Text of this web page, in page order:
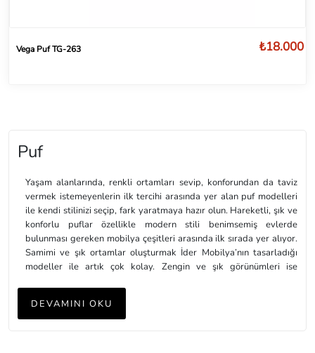
Puf
Yaşam alanlarında, renkli ortamları sevip, konforundan da taviz
vermek istemeyenlerin ilk tercihi arasında yer alan puf modelleri
ile kendi stilinizi seçip, fark yaratmaya hazır olun. Hareketli, şık ve
konforlu puflar özellikle modern stili benimsemiş evlerde
bulunması gereken mobilya çeşitleri arasında ilk sırada yer alıyor.
Samimi ve şık ortamlar oluşturmak İder Mobilya’nın tasarladığı
modeller ile artık çok kolay. Zengin ve şık görünümleri ise
Yuvarlak, kare ve farklı geometrik şekilleri bulunan puf modelleri
DEVAMINI OKU
Vega Puf TG-263 ₺18.000